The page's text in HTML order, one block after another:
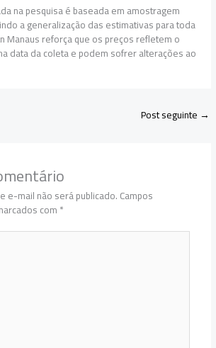
na pesquisa é baseada em amostragem
a generalização das estimativas para toda
Manaus reforça que os preços refletem o
data da coleta e podem sofrer alterações ao
Post seguinte →
e-mail não será publicado.Campos
com*